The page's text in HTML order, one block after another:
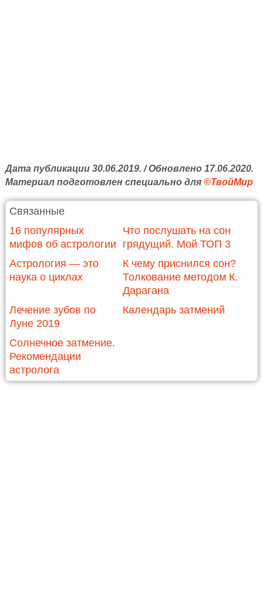
Дата публикации 30.06.2019. / Обновлено 17.06.2020.
Материал подготовлен специально для ©ТвойМир
Связанные
16 популярных
мифов об астрологии
Что послушать на сон
грядущий. Мой ТОП 3
Астрология — это
наука о циклах
К чему приснился сон?
Толкование методом К.
Дарагана
Лечение зубов по
Луне 2019
Календарь затмений
Солнечное затмение.
Рекомендации
астролога